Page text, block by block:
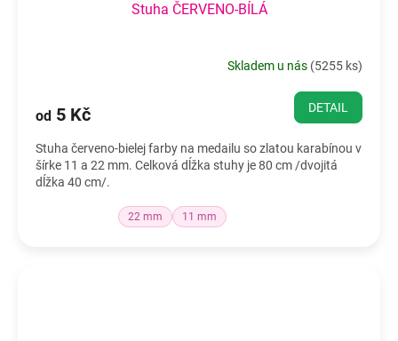
Stuha ČERVENO-BÍLÁ
Skladem u nás (5255 ks)
od 5 Kč DETAIL
Stuha červeno-bielej farby na medailu so zlatou karabínou v
šírke 11 a 22 mm. Celková dĺžka stuhy je 80 cm /dvojitá
dĺžka 40 cm/.
22 mm 11 mm